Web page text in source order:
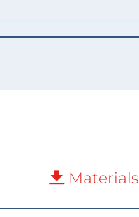
Materials